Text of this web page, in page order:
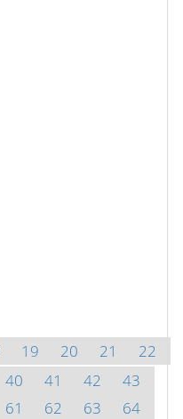
19 20 21
22
40 41 42
43
61 62 63
64